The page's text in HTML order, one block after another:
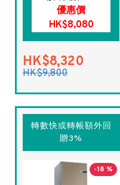
優惠價
HK$8,080
HK$8,320
HK$9,800
轉數快或轉帳額外回
贈3%
-18 %